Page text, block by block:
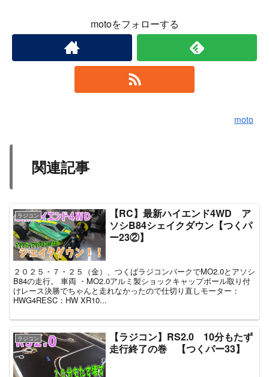
motoをフォローする
moto
関連記事
ラジコン
【RC】最新ハイエンド4WD ア
ソシB84シェイクダウン【つくパ
ー23②】
２０２５・７・２５（金）、つくばラジコンパークでMO2.0とアソシ
B84の走行。 車両 ・MO2.0アルミ製ショックキャップボール取り付
けレース決勝でちゃんと走れなかったので仕切り直しモーター：
HWG4RESC：HW XR10...
ラジコン
【ラジコン】RS2.0 10分もたず
走行終了の巻 【つくパー33】